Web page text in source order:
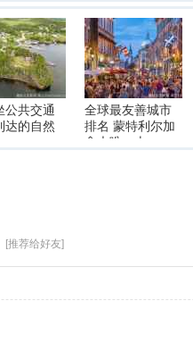
公共交通
达的自然
全球最友善城市
排名 蒙特利尔加
拿大唯一上
[推荐给好友]